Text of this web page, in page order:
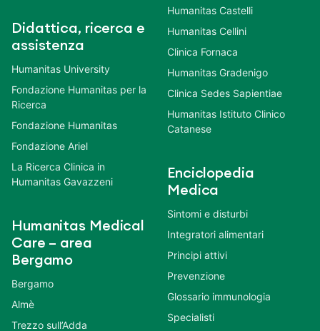
Didattica, ricerca e
assistenza
Humanitas University
Fondazione Humanitas per la
Ricerca
Fondazione Humanitas
Fondazione Ariel
La Ricerca Clinica in
Humanitas Gavazzeni
Humanitas Medical
Care – area
Bergamo
Bergamo
Almè
Trezzo sull’Adda
Humanitas Castelli
Humanitas Cellini
Clinica Fornaca
Humanitas Gradenigo
Clinica Sedes Sapientiae
Humanitas Istituto Clinico
Catanese
Enciclopedia
Medica
Sintomi e disturbi
Integratori alimentari
Principi attivi
Prevenzione
Glossario immunologia
Specialisti